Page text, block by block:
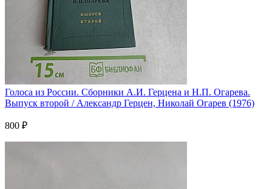
Голоса из России. Сборники А.И. Герцена и Н.П. Огарева.
Выпуск второй / Александр Герцен, Николай Огарев (1976)
800 ₽